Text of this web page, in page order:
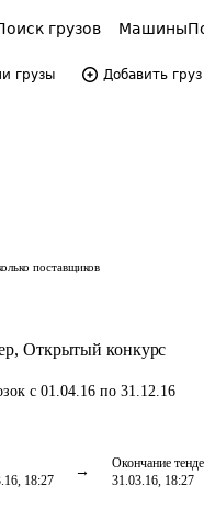
грузов Машины
грузы Добавить груз
поставщиков
, Открытый конкурс
с 01.04.16 по 31.12.16
18:27
Окончание
31.03.16, 18:27